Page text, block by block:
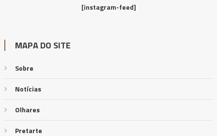
[instagram-feed]
MAPA DO SITE
Sobre
Notícias
Olhares
Pretarte